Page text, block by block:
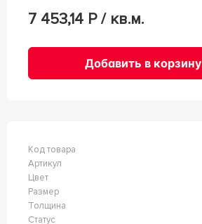
7 453,14 Р / кв.м.
Добавить в корзину
Код товара
Артикул
Цвет
Размер
Толщина
Статус